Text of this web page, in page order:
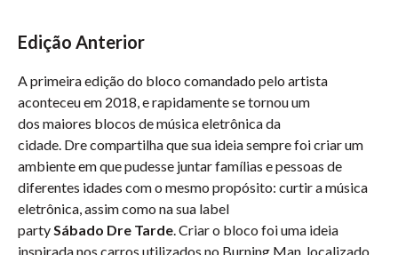
Edição Anterior
A primeira edição do bloco comandado pelo artista
aconteceu em 2018, e rapidamente se tornou um
dos maiores blocos de música eletrônica da
cidade. Dre compartilha que sua ideia sempre foi criar um
ambiente em que pudesse juntar famílias e pessoas de
diferentes idades com o mesmo propósito: curtir a música
eletrônica, assim como na sua label
partySábado Dre Tarde. Criar o bloco foi uma ideia
inspirada nos carros utilizados no Burning Man, localizado